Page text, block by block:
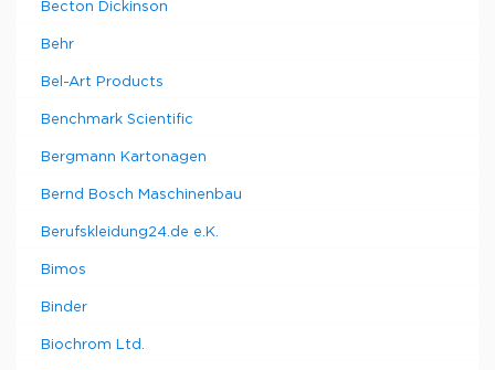
Becton Dickinson
Behr
Bel-Art Products
Benchmark Scientific
Bergmann Kartonagen
Bernd Bosch Maschinenbau
Berufskleidung24.de e.K.
Bimos
Binder
Biochrom Ltd.